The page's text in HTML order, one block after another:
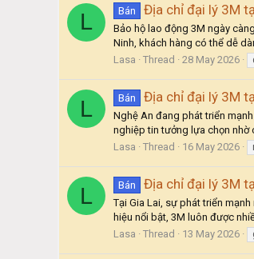
L Bán Địa chỉ đại lý 3M
Bảo hộ lao động 3M ngày
Ninh, khách hàng có thể dễ
Lasa
Thread 28 May 2026
L Bán Địa chỉ đại lý 3M
Nghệ An đang phát triển
nghiệp tin tưởng lựa chọn nhờ
Lasa
Thread 16 May 2026
L Bán Địa chỉ đại lý 3M
Tại Gia Lai, sự phát triển
hiệu nổi bật, 3M luôn được
Lasa
Thread 13 May 2026